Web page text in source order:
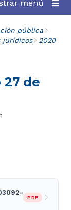
menú
pública
jurídicos 2020
27 de
PDF